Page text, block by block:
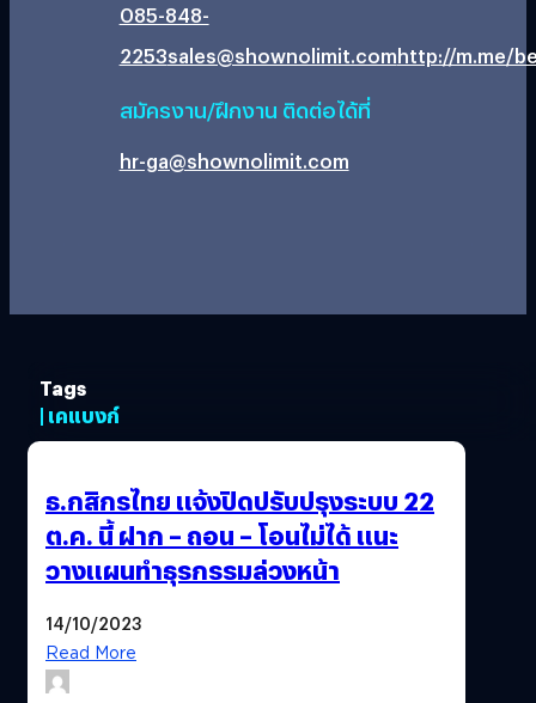
085-848-
2253sales@shownolimit.comhttp://m.me/
สมัครงาน/ฝึกงาน ติดต่อได้ที่
hr-ga@shownolimit.com
Tags
| เคแบงก์
ธ.กสิกรไทย แจ้งปิดปรับปรุงระบบ 22
ต.ค. นี้ ฝาก – ถอน – โอนไม่ได้ แนะ
วางแผนทำธุรกรรมล่วงหน้า
14/10/2023
Read More